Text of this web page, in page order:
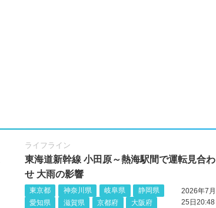
ライフライン
東海道新幹線 小田原～熱海駅間で運転見合わ
せ 大雨の影響
東京都 神奈川県 岐阜県
静岡県
愛知県
滋賀県 京都府 大阪府
2026年7月
25日20:48